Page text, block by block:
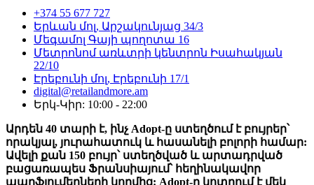
+374 55 677 727
Երևան մոլ, Արշակունյաց 34/3
Մեգամոլ Գայի պողոտա 16
Մետրոնոմ առևտրի կենտրոն Իսահակյան
22/10
Էրեբունի մոլ, Էրեբունի 17/1
digital@retailandmore.am
Երկ-Կիր: 10:00 - 22:00
Արդեն 40 տարի է, ինչ Adopt-ը ստեղծում է բույրեր՝
որակյալ, յուրահատուկ և հասանելի բոլորի համար:
Ավելի քան 150 բույր՝ ստեղծված և արտադրված
բացառապես Ֆրանսիայում՝ հեղինակավոր
պարֆյումերների կողմից: Adopt-ը կոտրում է մեկ